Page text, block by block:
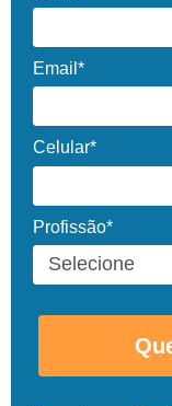
Email*
Celular*
Profissão*